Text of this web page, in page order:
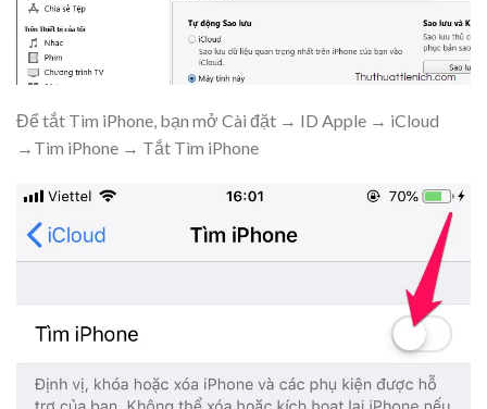
Để tắt Tìm iPhone, bạn mở Cài đặt → ID Apple → iCloud
→Tìm iPhone → Tắt Tìm iPhone